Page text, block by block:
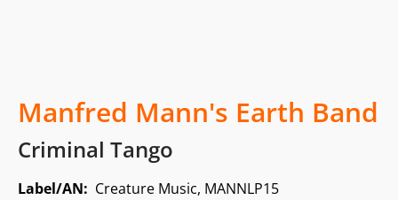
Manfred Mann's Earth Band
Criminal Tango
Label/AN: Creature Music, MANNLP15